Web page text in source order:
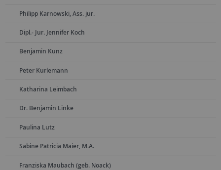
Philipp Karnowski, Ass. jur.
Dipl.- Jur. Jennifer Koch
Benjamin Kunz
Peter Kurlemann
Katharina Leimbach
Dr. Benjamin Linke
Paulina Lutz
Sabine Patricia Maier, M.A.
Franziska Maubach (geb. Noack)